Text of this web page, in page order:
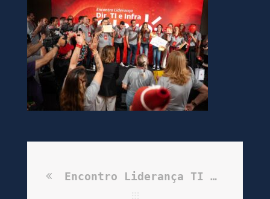
Encontro Liderança TI & Infra | Claro